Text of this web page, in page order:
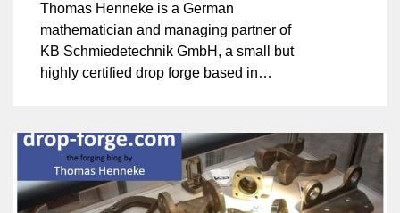
Thomas Henneke is a German
mathematician and managing partner of
KB Schmiedetechnik GmbH, a small but
highly certified drop forge based in